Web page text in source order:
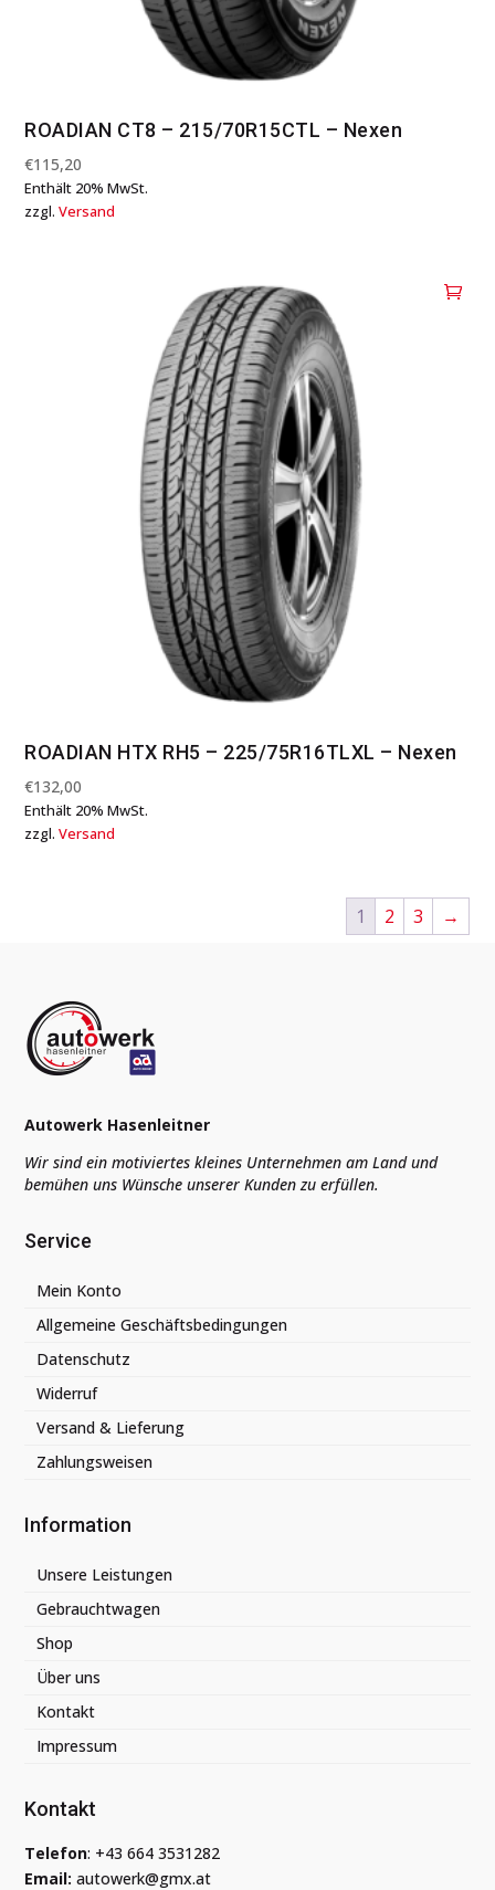
ROADIAN CT8 – 215/70R15CTL – Nexen
€115,20
Enthält 20% MwSt.
zzgl.Versand
ROADIAN HTX RH5 – 225/75R16TLXL – Nexen
€132,00
Enthält 20% MwSt.
zzgl.Versand
1 2 3 →
Autowerk Hasenleitner
Wir sind ein motiviertes kleines Unternehmen am Land und
bemühen uns Wünsche unserer Kunden zu erfüllen.
Service
Mein Konto
Allgemeine Geschäftsbedingungen
Datenschutz
Widerruf
Versand & Lieferung
Zahlungsweisen
Information
Unsere Leistungen
Gebrauchtwagen
Shop
Über uns
Kontakt
Impressum
Kontakt
Telefon: +43 664 3531282
Email: autowerk@gmx.at